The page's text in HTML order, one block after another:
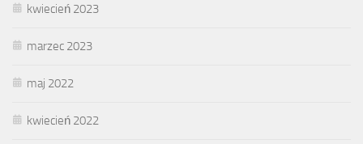
kwiecień 2023
marzec 2023
maj 2022
kwiecień 2022